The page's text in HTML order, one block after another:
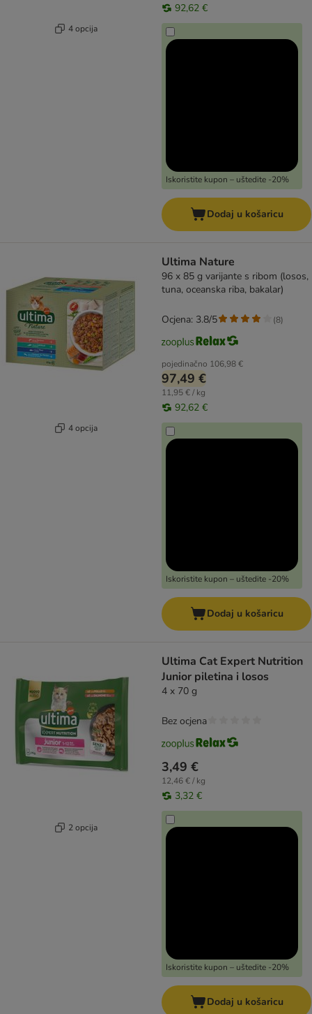
4 opcija
92,62 €
Iskoristite kupon – uštedite -20%
Dodaj u košaricu
4 opcija
Ultima Nature
96 x 85 g varijante s ribom (losos,
tuna, oceanska riba, bakalar)
pojedinačno 106,98 €
97,49 €
11,95 € / kg
92,62 €
Iskoristite kupon – uštedite -20%
Ocjena: 3.8/5 (8)
Dodaj u košaricu
2 opcija
Ultima Cat Expert Nutrition
Junior piletina i losos
4 x 70 g
3,49 €
12,46 € / kg
3,32 €
Iskoristite kupon – uštedite -20%
Bez ocjena
Dodaj u košaricu